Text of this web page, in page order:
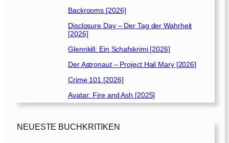
Backrooms [2026]
Disclosure Day – Der Tag der Wahrheit
[2026]
Glennkill: Ein Schafskrimi [2026]
Der Astronaut – Project Hail Mary [2026]
Crime 101 [2026]
Avatar: Fire and Ash [2025]
NEUESTE BUCHKRITIKEN